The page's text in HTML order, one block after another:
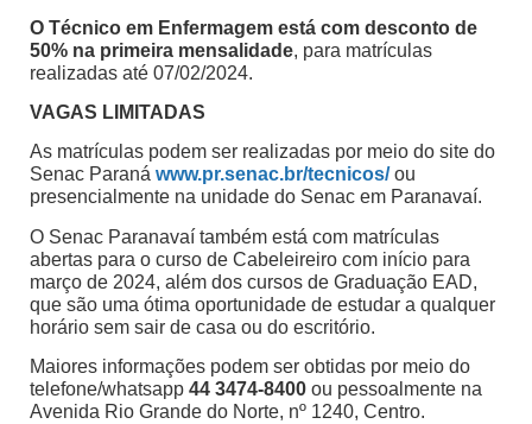
O Técnico em Enfermagem está com desconto de
50% na primeira mensalidade, para matrículas
realizadas até 07/02/2024.
VAGAS LIMITADAS
As matrículas podem ser realizadas por meio do site do
Senac Paraná www.pr.senac.br/tecnicos/ou
presencialmente na unidade do Senac em Paranavaí.
O Senac Paranavaí também está com matrículas
abertas para o curso de Cabeleireiro com início para
março de 2024, além dos cursos de Graduação EAD,
que são uma ótima oportunidade de estudar a qualquer
horário sem sair de casa ou do escritório.
Maiores informações podem ser obtidas por meio do
telefone/whatsapp 44 3474-8400 ou pessoalmente na
Avenida Rio Grande do Norte, nº 1240, Centro.